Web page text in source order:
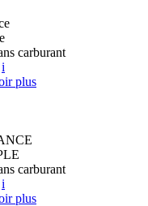
carburant
i
plus
carburant
i
plus